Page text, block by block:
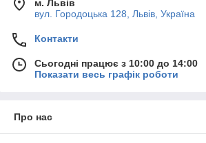
м. Львів
вул. Городоцька 128, Львів, Україна
Контакти
Сьогодні працює з 10:00 до 14:00
Показати весь графік роботи
Про нас